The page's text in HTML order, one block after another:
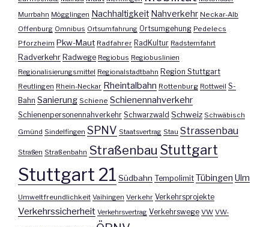
Murrbahn Mögglingen Nachhaltigkeit Nahverkehr Neckar-Alb
Offenburg Omnibus Ortsumfahrung Ortsumgehung Pedelecs
Pforzheim Pkw-Maut Radfahrer RadKultur Radsternfahrt
Radverkehr Radwege Regiobus Regiobuslinien
Regionalisierungsmittel Regionalstadtbahn Region Stuttgart
Reutlingen Rhein-Neckar Rheintalbahn Rottenburg Rottweil S-
Bahn Sanierung Schiene Schienennahverkehr
Schienenpersonennahverkehr Schwarzwald Schweiz Schwäbisch
Gmünd Sindelfingen SPNV Staatsvertrag Stau Strassenbau
Straßen Straßenbahn Straßenbau Stuttgart
Stuttgart 21 Südbahn Tempolimit Tübingen Ulm
Umweltfreundlichkeit Vaihingen Verkehr Verkehrsprojekte
Verkehrssicherheit Verkehrsvertrag Verkehrswege VW VW-